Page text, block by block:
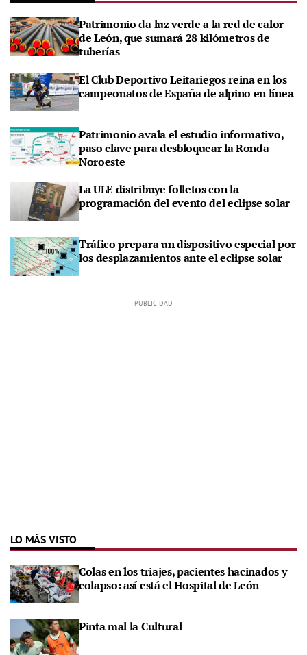
Patrimonio da luz verde a la red de calor
de León, que sumará 28 kilómetros de
tuberías
El Club Deportivo Leitariegos reina en los
campeonatos de España de alpino en línea
Patrimonio avala el estudio informativo,
paso clave para desbloquear la Ronda
Noroeste
La ULE distribuye folletos con la
programación del evento del eclipse solar
Tráfico prepara un dispositivo especial por
los desplazamientos ante el eclipse solar
LO MÁS VISTO
Colas en los triajes, pacientes hacinados y
colapso: así está el Hospital de León
Pinta mal la Cultural